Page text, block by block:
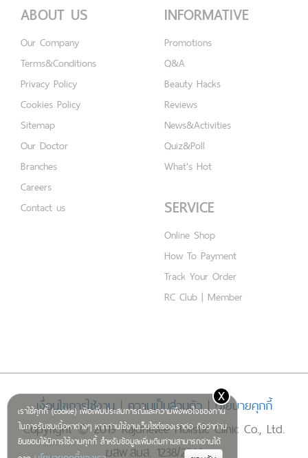
เราใช้คุกกี้ (cookie) เพื่อเพิ่มประสบการณ์และความพึงพอใจของท่าน
ในการรับชมเนื้อหาต่างๆ หากท่านใช้งานเว็บไซต์ของเราต่อ ถือว่าท่าน
ยินยอมให้มีการใช้งานคุกกี้ สำหรับข้อมูลเพิ่มเติมท่านสามารถอ่านได้
x
ABOUT US
Our Company
Terms&Conditions
Privacy Policy
Cookies Policy
Sitemap
Our Doctor
Branches
Careers
Contact us
INFORMATIVE
Promotions
Q&A
Beauty Hacks
Reviews
News&Activities
Quiz&Poll
What's Hot
SERVICE
Online Shop
How To Payment
Track Your Order
RC Club | Member
เงื่อนไขการใช้งาน|ความเป็นส่วนตัว|นโยบายคุกกี้
Copyright © 2019 Rajdhevee Holistic Clinic Co., Ltd.
ฆสพ.สบส. 1238/2562